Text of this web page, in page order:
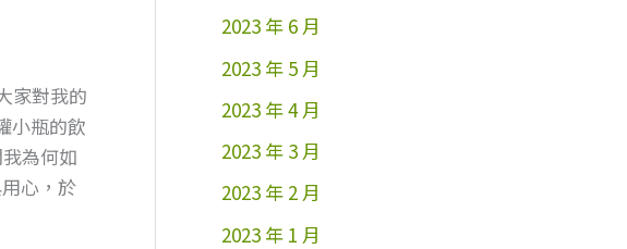
家對我的
小瓶的飲
為何如
心，於
2023 年 6 月
2023 年 5 月
2023 年 4 月
2023 年 3 月
2023 年 2 月
2023 年 1 月